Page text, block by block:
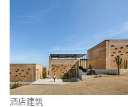
酒店建筑